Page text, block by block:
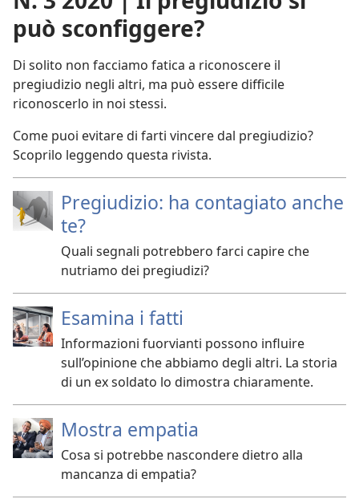
può sconfiggere?
Di solito non facciamo fatica a riconoscere il
pregiudizio negli altri, ma può essere difficile
riconoscerlo in noi stessi.
Come puoi evitare di farti vincere dal pregiudizio?
Scoprilo leggendo questa rivista.
Pregiudizio: ha contagiato anche
te?
Quali segnali potrebbero farci capire che
nutriamo dei pregiudizi?
Esamina i fatti
Informazioni fuorvianti possono influire
sull’opinione che abbiamo degli altri. La storia
di un ex soldato lo dimostra chiaramente.
Mostra empatia
Cosa si potrebbe nascondere dietro alla
mancanza di empatia?